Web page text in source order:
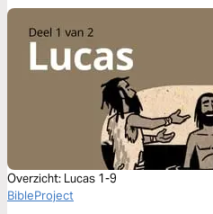
Overzicht: Lucas 1-9
BibleProject